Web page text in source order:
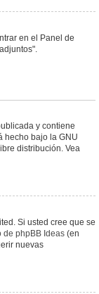
en el Panel de
y contiene
hecho bajo la GNU
distribución. Vea
Si usted cree que se
de phpBB Ideas (en
nuevas